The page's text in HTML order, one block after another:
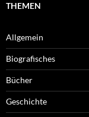
THEMEN
Allgemein
Biografisches
Bücher
Geschichte